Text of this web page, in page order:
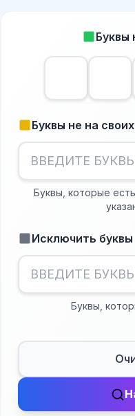
Буквы
Буквы не на
Буквы, которые
Исключить буквы
Буквы,